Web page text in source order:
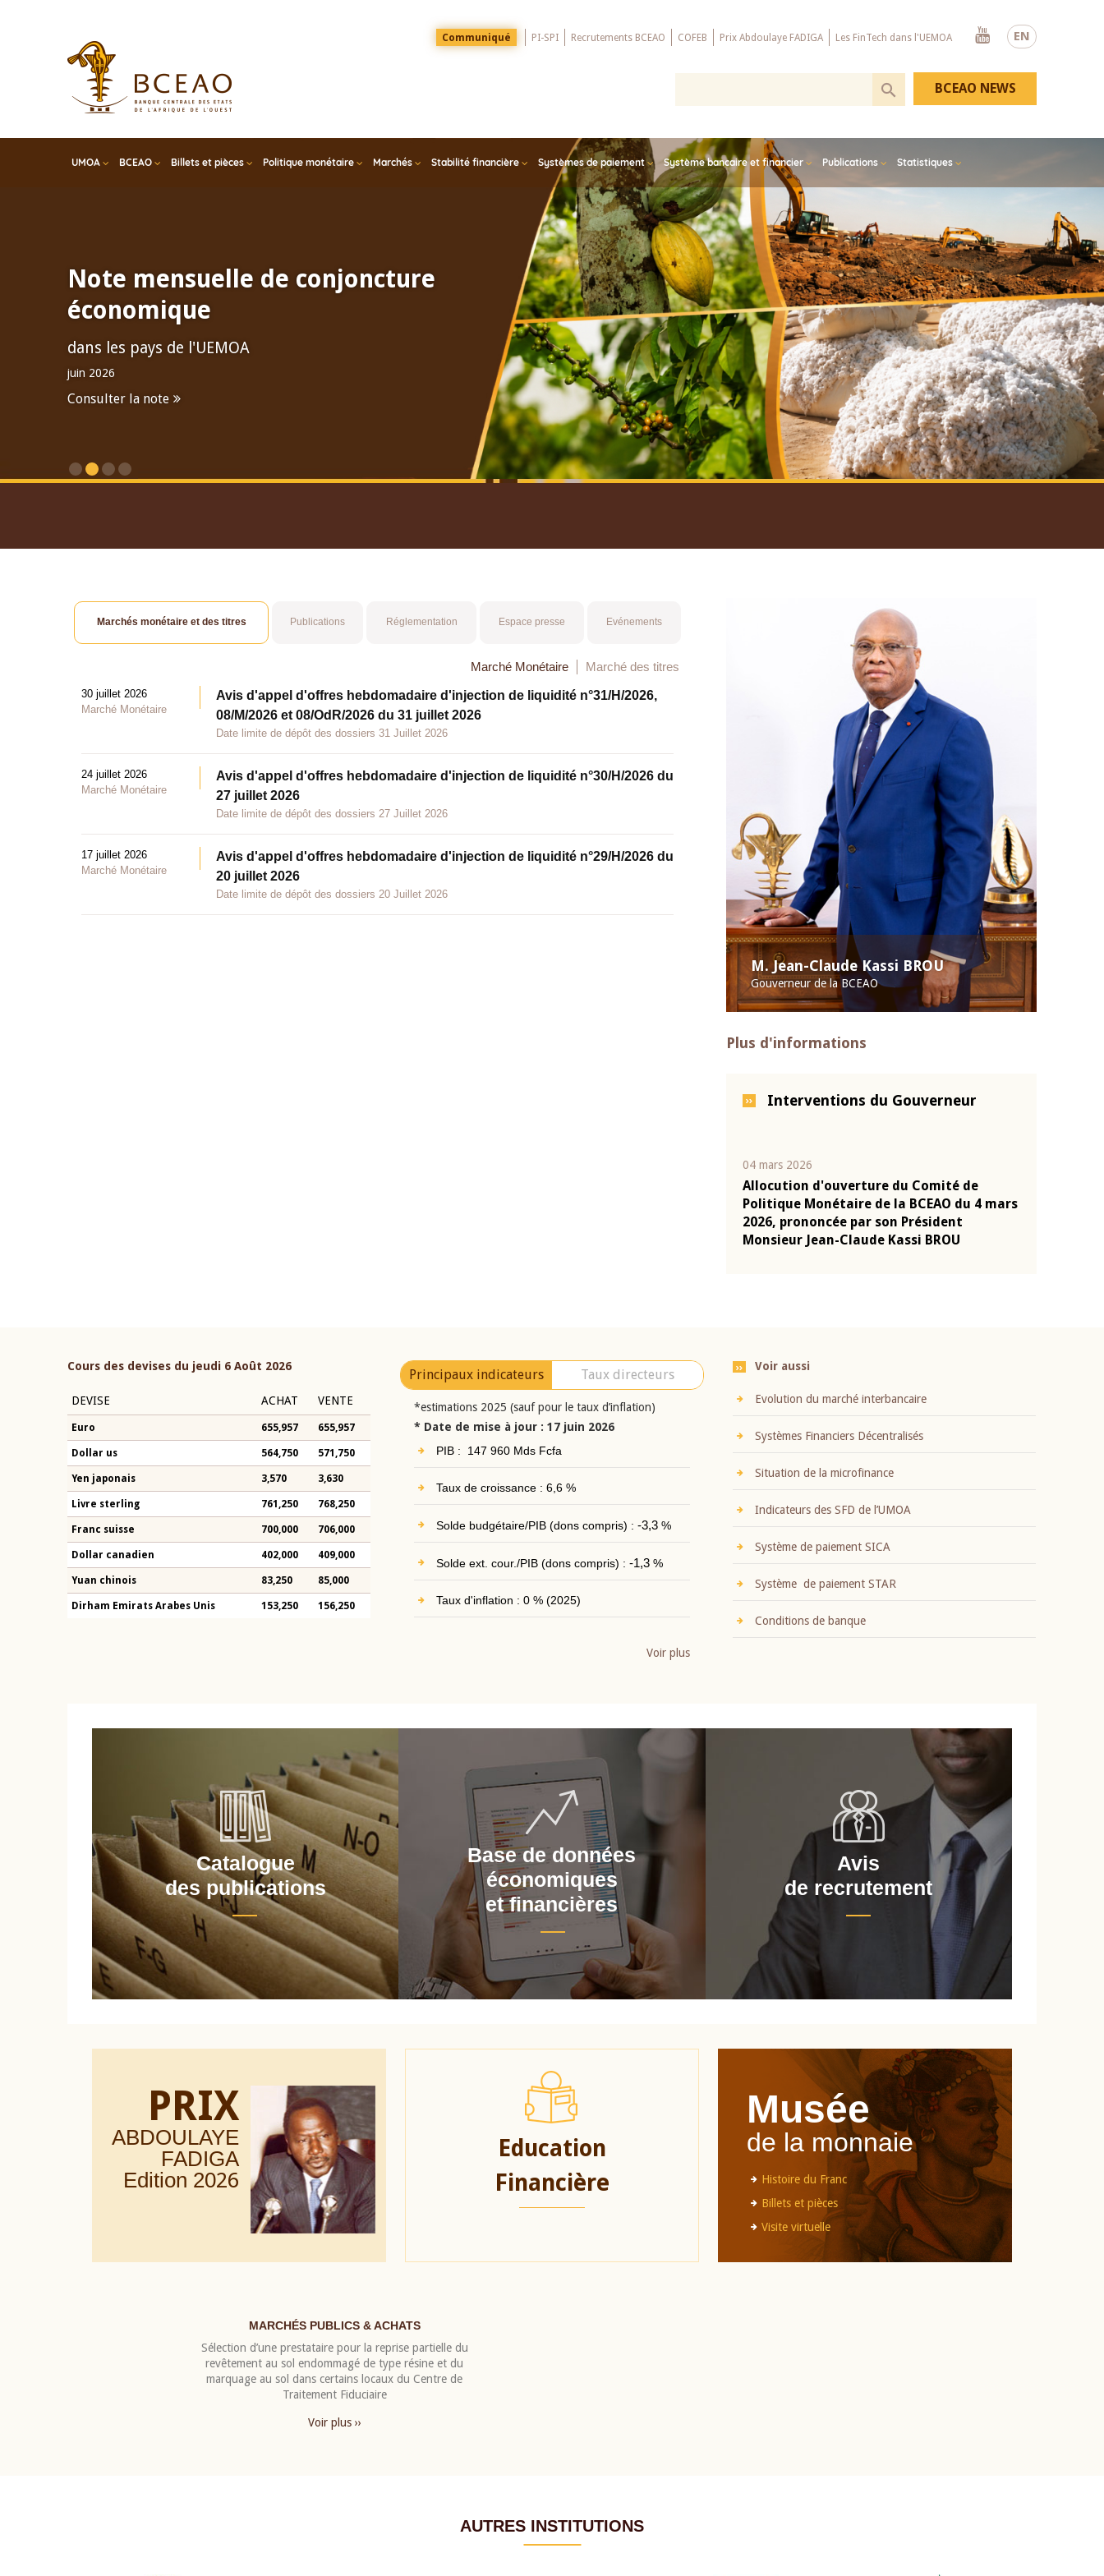
EN
Menu
Top
Communiqué PI-SPI Recrutements BCEAO COFEB Prix Abdoulaye FADIGA Les FinTech dans l'UEMOA
Youtube
UMOA BCEAO Billets et pièces Politique monétaire Marchés Stabilité financière Systèmes de paiement Système bancaire et financier Publications Statistiques
BCEAO NEWS
Note mensuelle de conjoncture
économique
dans les pays de l'UEMOA
juin 2026
Consulter la note
M. Jean-Claude Kassi BROU
Gouverneur de la BCEAO
Plus d'informations
Interventions du Gouverneur
04 mars 2026
Allocution d'ouverture du Comité de
Politique Monétaire de la BCEAO du 4 mars
2026, prononcée par son Président
Monsieur Jean-Claude Kassi BROU
Marchés monétaire et des titres Publications Réglementation Espace presse Evénements
Marché Monétaire Marché des titres
30 juillet 2026
Marché Monétaire
Avis d'appel d'offres hebdomadaire d'injection de liquidité n°31/H/2026,
08/M/2026 et 08/OdR/2026 du 31 juillet 2026
Date limite de dépôt des dossiers 31 Juillet 2026
24 juillet 2026
Marché Monétaire
Avis d'appel d'offres hebdomadaire d'injection de liquidité n°30/H/2026 du
27 juillet 2026
Date limite de dépôt des dossiers 27 Juillet 2026
17 juillet 2026
Marché Monétaire
Avis d'appel d'offres hebdomadaire d'injection de liquidité n°29/H/2026 du
20 juillet 2026
Date limite de dépôt des dossiers 20 Juillet 2026
Cours des devises du jeudi 6 Août 2026
DEVISE ACHAT VENTE
Euro 655,957 655,957
Dollar us 564,750 571,750
Yen japonais 3,570 3,630
Livre sterling 761,250 768,250
Franc suisse 700,000 706,000
Dollar canadien 402,000 409,000
Yuan chinois 83,250 85,000
Dirham Emirats Arabes Unis 153,250 156,250
Principaux indicateurs Taux directeurs
*estimations 2025 (sauf pour le taux d’inflation)
* Date de mise à jour : 17 juin 2026
PIB : 147 960 Mds Fcfa
Taux de croissance : 6,6 %
Solde budgétaire/PIB (dons compris) : -3,3%
Solde ext. cour./PIB (dons compris) : -1,3%
Taux d'inflation : 0 % (2025)
Voir plus
Voir aussi
Evolution du marché interbancaire
Systèmes Financiers Décentralisés
Situation de la microfinance
Indicateurs des SFD de l’UMOA
Système de paiement SICA
Système de paiement STAR
Conditions de banque
Catalogue
des publications
Base de données
économiques
et financières
Avis
de recrutement
PRIX
ABDOULAYE
FADIGA
Edition 2026
Education
Financière
Musée
de la monnaie
Histoire du Franc
Billets et pièces
Visite virtuelle
MARCHÉS PUBLICS & ACHATS
Sélection d’une prestataire pour la reprise partielle du
revêtement au sol endommagé de type résine et du
marquage au sol dans certains locaux du Centre de
Traitement Fiduciaire
Voir plus ››
AUTRES INSTITUTIONS